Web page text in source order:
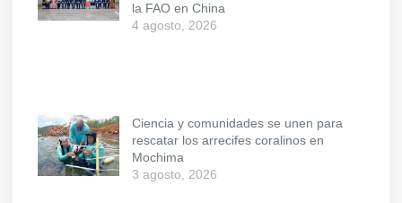
la FAO en China
4 agosto, 2026
Ciencia y comunidades se unen para
rescatar los arrecifes coralinos en
Mochima
3 agosto, 2026